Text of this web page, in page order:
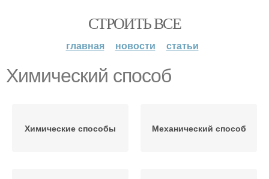
СТРОИТЬ ВСЕ
главная новости статьи
Химический способ
Химические способы Механический способ